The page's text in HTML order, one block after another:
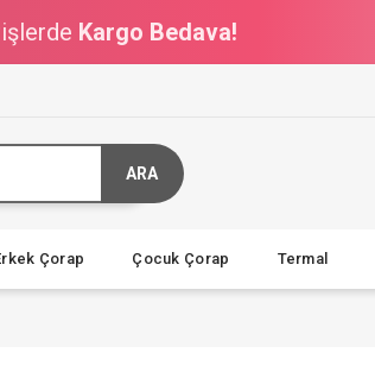
Kargo Bedava!
ARA
Çorap Çocuk Çorap Termal